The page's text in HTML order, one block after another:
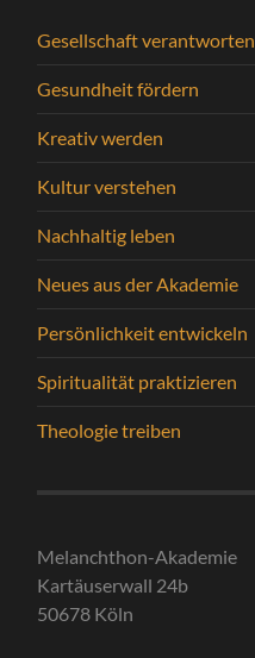
Gesellschaft verantworten
Gesundheit fördern
Kreativ werden
Kultur verstehen
Nachhaltig leben
Neues aus der Akademie
Persönlichkeit entwickeln
Spiritualität praktizieren
Theologie treiben
Melanchthon-Akademie
Kartäuserwall 24b
50678 Köln